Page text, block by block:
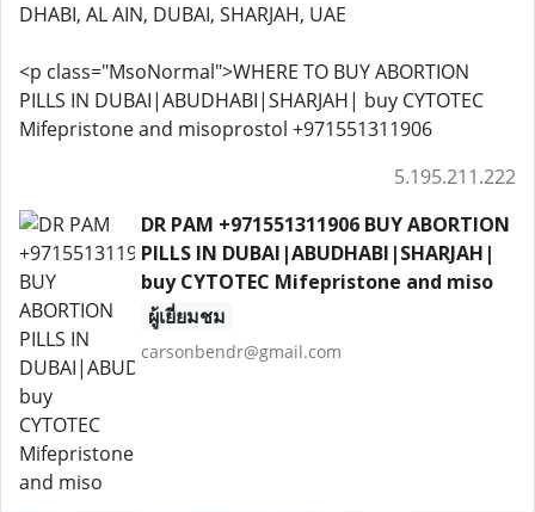
DHABI, AL AIN, DUBAI, SHARJAH, UAE
<p class="MsoNormal">WHERE TO BUY ABORTION
PILLS IN DUBAI|ABUDHABI|SHARJAH| buy CYTOTEC
Mifepristone and misoprostol +971551311906
5.195.211.222
DR PAM +971551311906 BUY ABORTION
PILLS IN DUBAI|ABUDHABI|SHARJAH|
buy CYTOTEC Mifepristone and miso
ผู้เยี่ยมชม
carsonbendr@gmail.com